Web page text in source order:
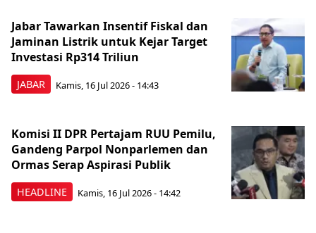
JABAR
Jabar Tawarkan Insentif Fiskal dan
Jaminan Listrik untuk Kejar Target
Investasi Rp314 Triliun
Kamis, 16 Jul 2026 - 14:43
HEADLINE
Komisi II DPR Pertajam RUU Pemilu,
Gandeng Parpol Nonparlemen dan
Ormas Serap Aspirasi Publik
Kamis, 16 Jul 2026 - 14:42